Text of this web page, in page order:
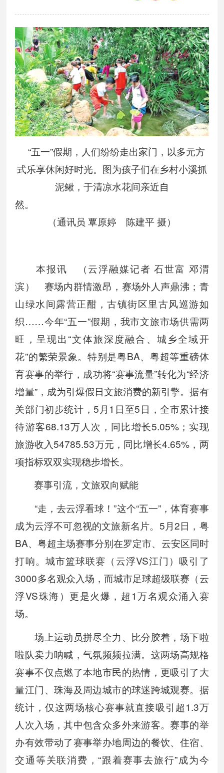
“五一”假期，人们纷纷走出家门，以多元方
式乐享休闲好时光。图为孩子们在乡村小溪抓
泥鳅，于清凉水花间亲近自
然
（通讯员 覃原婷 陈建平 摄）
本报讯 （云浮融媒记者 石世富 邓渭
滨） 赛场内群情激昂，赛场外人声鼎沸；青
山绿水间露营正酣，古镇街区里古风巡游如
织……今年“五一”假期，我市文旅市场供需两
旺，呈现出“文体旅深度融合、城乡全域开
花”的繁荣景象。特别是粤BA、粤超等重磅体
育赛事的举行，成功将“赛事流量”转化为“经济
增量”，成为引爆假日文旅消费的新引擎。据有
关部门初步统计，5月1日至5日，全市累计接
待游客68.13万人次，同比增长5.05%；实现
旅游收入54785.53万元，同比增长4.65%，两
项指标双双实现稳步增长。
赛事引流，文旅双向赋能
“走，去云浮看球！”这个“五一”，体育赛事
成为云浮不可忽视的文旅新名片。5月2日，粤
BA、粤超主场赛事分别在罗定市、云安区同时
打响。城市篮球联赛（云浮VS江门）吸引了
3000多名观众入场，而城市足球超级联赛（云
浮VS珠海）更是火爆，超1万名观众涌入赛
场。
场上运动员拼尽全力、比分胶着，场下啦
啦队卖力呐喊，气氛频频拉满。这两场高规格
赛事不仅点燃了本地市民的热情，更吸引了大
量江门、珠海及周边城市的球迷跨城观赛。据
统计，仅这两场核心赛事就直接吸引超1.3万
人次入场，其中包含众多外来游客。赛事的举
办有效带动了赛事举办地周边的餐饮、住宿、
交通等关联消费，“跟着赛事去旅行”成为今